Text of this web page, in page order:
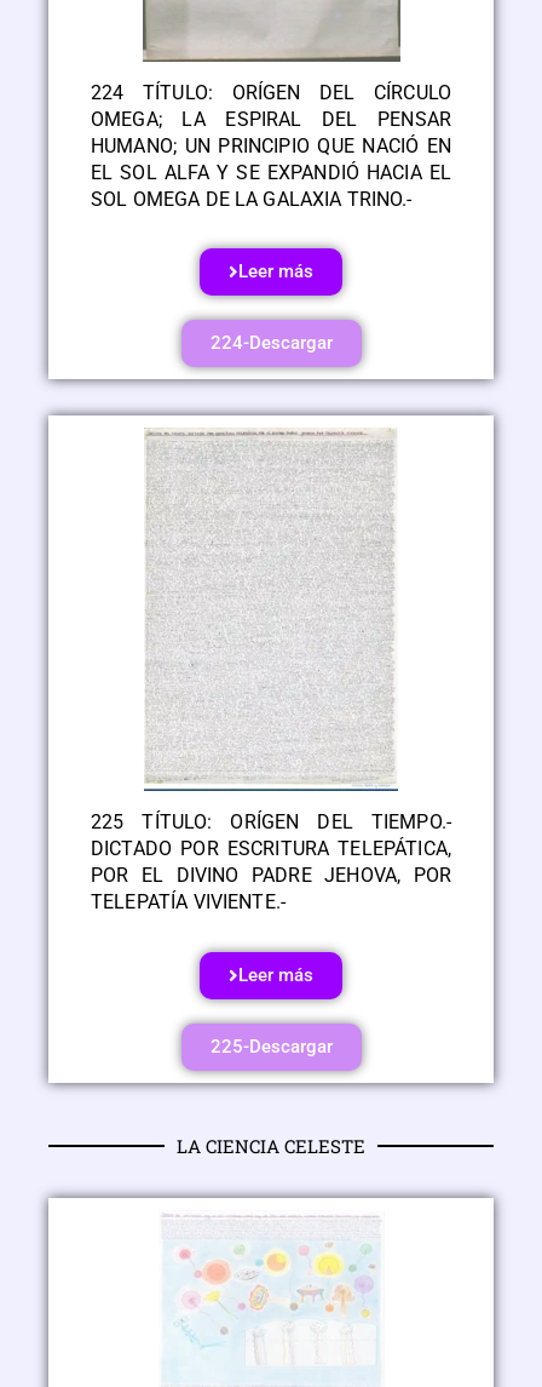
224 TÍTULO: ORÍGEN DEL CÍRCULO
OMEGA; LA ESPIRAL DEL PENSAR
HUMANO; UN PRINCIPIO QUE NACIÓ EN
EL SOL ALFA Y SE EXPANDIÓ HACIA EL
SOL OMEGA DE LA GALAXIA TRINO.-
Leer más
224-Descargar
225 TÍTULO: ORÍGEN DEL TIEMPO.-
DICTADO POR ESCRITURA TELEPÁTICA,
POR EL DIVINO PADRE JEHOVA, POR
TELEPATÍA VIVIENTE.-
Leer más
225-Descargar
LA CIENCIA CELESTE